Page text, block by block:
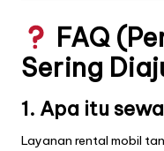
FAQ
Sering
1. Apa itu
Layanan rental mobil